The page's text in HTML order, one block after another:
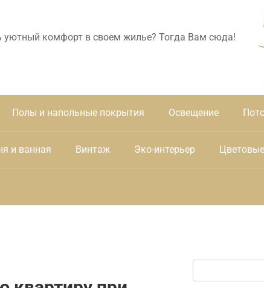
уютный комфорт в своем жилье? Тогда Вам сюда!
Полы и напольные покрытия Освещение
и ванная Винтаж Эко-интерьер